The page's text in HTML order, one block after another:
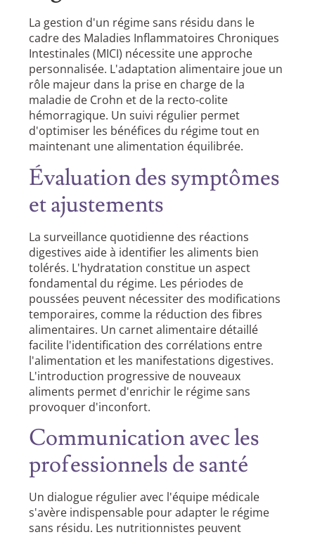
La gestion d'un régime sans résidu dans le
cadre des Maladies Inflammatoires Chroniques
Intestinales (MICI) nécessite une approche
personnalisée. L'adaptation alimentaire joue un
rôle majeur dans la prise en charge de la
maladie de Crohn et de la recto-colite
hémorragique. Un suivi régulier permet
d'optimiser les bénéfices du régime tout en
maintenant une alimentation équilibrée.
Évaluation des symptômes
et ajustements
La surveillance quotidienne des réactions
digestives aide à identifier les aliments bien
tolérés. L'hydratation constitue un aspect
fondamental du régime. Les périodes de
poussées peuvent nécessiter des modifications
temporaires, comme la réduction des fibres
alimentaires. Un carnet alimentaire détaillé
facilite l'identification des corrélations entre
l'alimentation et les manifestations digestives.
L'introduction progressive de nouveaux
aliments permet d'enrichir le régime sans
provoquer d'inconfort.
Communication avec les
professionnels de santé
Un dialogue régulier avec l'équipe médicale
s'avère indispensable pour adapter le régime
sans résidu. Les nutritionnistes peuvent